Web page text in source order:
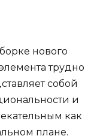
нового
трудно
собой
и
как
плане.